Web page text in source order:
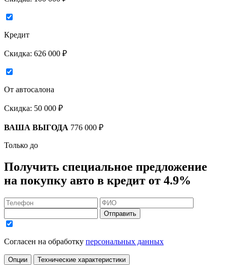
Кредит
Скидка: 626 000 ₽
От автосалона
Скидка: 50 000 ₽
ВАША ВЫГОДА 776 000 ₽
Только до
Получить специальное предложение
на покупку авто в кредит от 4.9%
Отправить
Согласен на обработку персональных данных
Опции Технические характеристики